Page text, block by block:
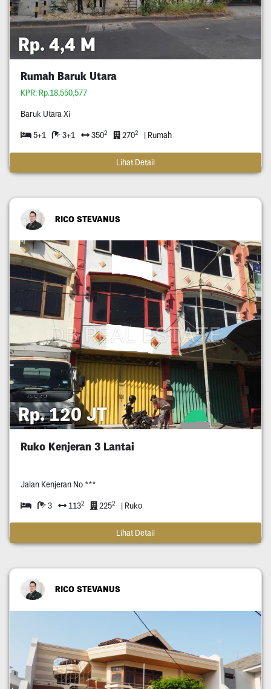
Rp. 4,4 M
Rumah Baruk Utara
KPR: Rp.18,550,577
Baruk Utara Xi
5+1 3+1 3502 2702 | Rumah
Lihat Detail
RICO STEVANUS
Rp. 120 JT
Ruko Kenjeran 3 Lantai
Jalan Kenjeran No ***
3 1132 2252 | Ruko
Lihat Detail
RICO STEVANUS